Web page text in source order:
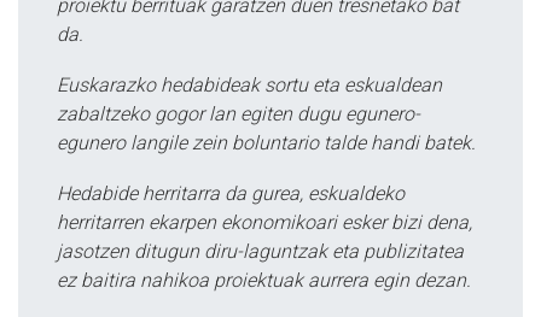
proiektu berrituak garatzen duen tresnetako bat
da.
Euskarazko hedabideak sortu eta eskualdean
zabaltzeko gogor lan egiten dugu egunero-
egunero langile zein boluntario talde handi batek.
Hedabide herritarra da gurea, eskualdeko
herritarren ekarpen ekonomikoari esker bizi dena,
jasotzen ditugun diru-laguntzak eta publizitatea
ez baitira nahikoa proiektuak aurrera egin dezan.